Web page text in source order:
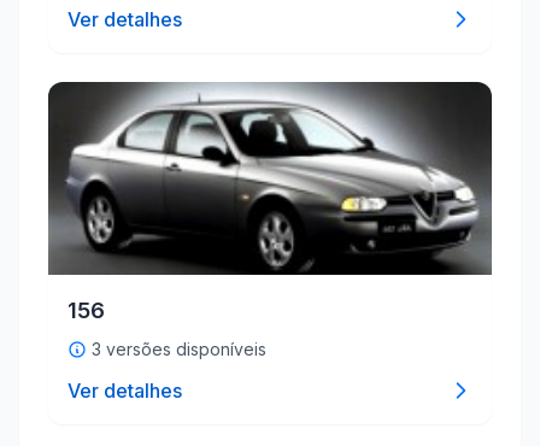
Ver detalhes
156
3 versões disponíveis
Ver detalhes